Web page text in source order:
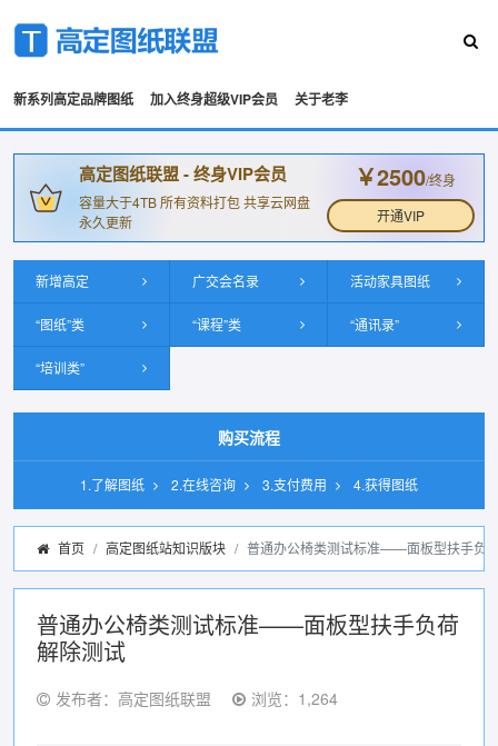
新系列高定品牌图纸 加入终身超级VIP会员 关于老李
高定图纸联盟 - 终身VIP会员
容量大于4TB 所有资料打包 共享云网盘
永久更新
￥2500/终身
开通VIP
新增高定 广交会名录 活动家具图纸
“图纸”类 “课程”类 “通讯录”
“培训类”
购买流程
1.了解图纸 2.在线咨询 3.支付费用 4.获得图纸
首页 高定图纸站知识版块 普通办公椅类测试标准——面板型扶手负
普通办公椅类测试标准——面板型扶手负荷
解除测试
发布者：高定图纸联盟 浏览：1,264